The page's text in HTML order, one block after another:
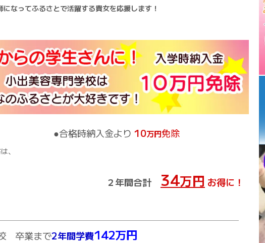
なってふるさとで活躍する貴女を応援します！
、
●合格時納入金より10万円免除
２年間合計 34万円 お得に！
卒業まで2年間学費142万円